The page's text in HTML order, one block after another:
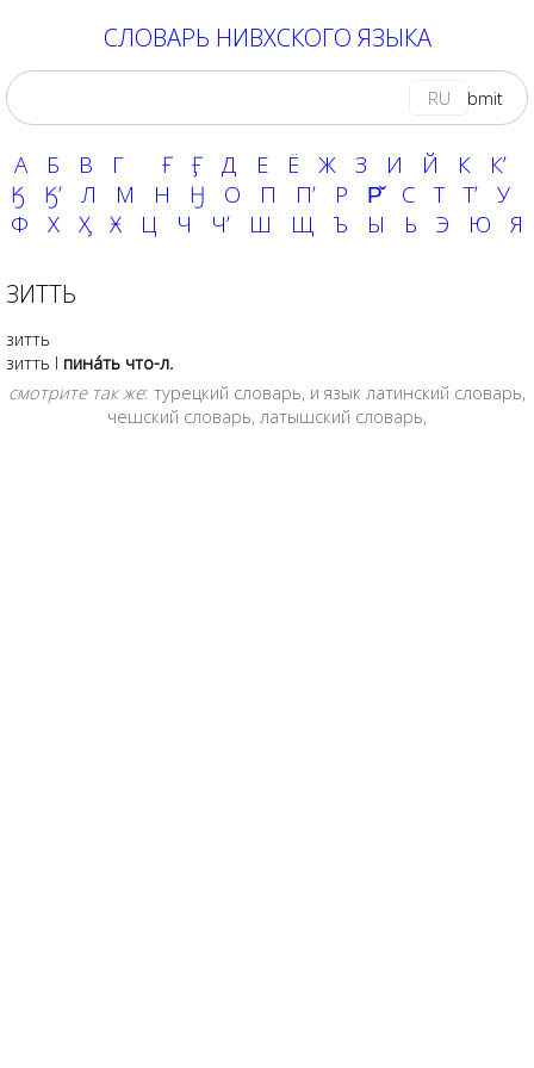
СЛОВАРЬ НИВХСКОГО ЯЗЫКА
RU
А Б В Г Ғ Ӻ Д Е Ё Ж З И Й К
Кʼ
Ӄ
Ӄʼ Л М Н Ӈ О П Пʼ Р Р̌ С Т Тʼ
У
Ф
Х Ӽ Ӿ Ц Ч Чʼ Ш Щ Ъ Ы Ь Э Ю Я
ЗИТТЬ
зитть
зитть I пина́ть что-л.
смотрите так же: турецкий словарь, и язык латинский словарь,
чешский словарь, латышский словарь,